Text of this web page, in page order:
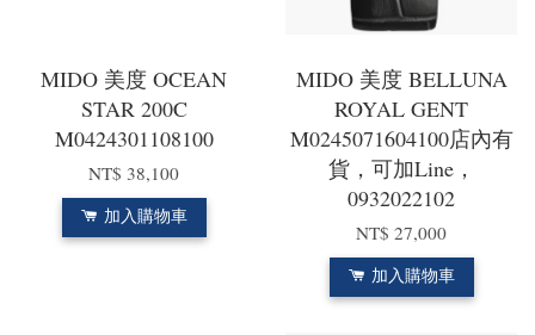
MIDO 美度 OCEAN
STAR 200C
M0424301108100
NT$ 38,100
加入購物車
MIDO 美度 BELLUNA
ROYAL GENT
M0245071604100店內有
貨，可加Line，
0932022102
NT$ 27,000
加入購物車